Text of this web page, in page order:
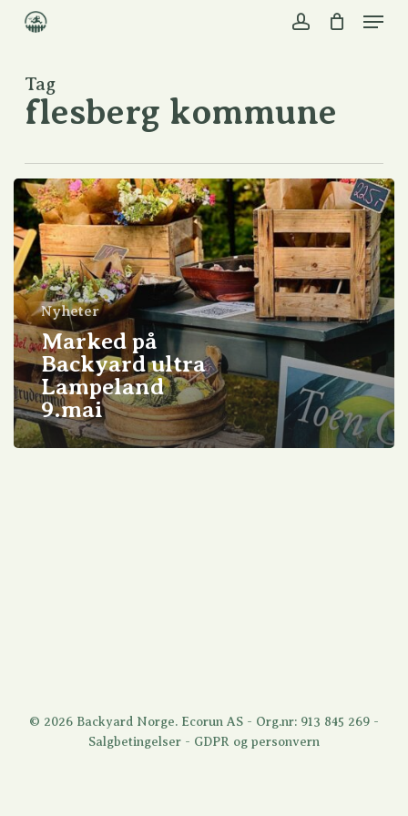
Tag
flesberg kommune
Nyheter
Marked på
Backyard ultra
Lampeland
9.mai
© 2026 Backyard Norge. Ecorun AS - Org.nr: 913 845 269 -
Salgbetingelser - GDPR og personvern